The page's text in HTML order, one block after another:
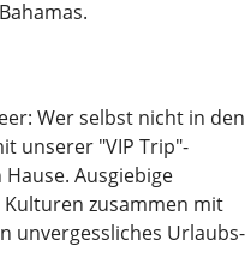
Wer selbst nicht in den
unserer "VIP Trip"-
Ausgiebige
zusammen mit
unvergessliches Urlaubs-